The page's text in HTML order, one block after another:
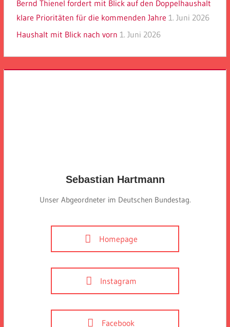
Bernd Thienel fordert mit Blick auf den Doppelhaushalt
klare Prioritäten für die kommenden Jahre 1. Juni 2026
Haushalt mit Blick nach vorn 1. Juni 2026
Sebastian Hartmann
Unser Abgeordneter im Deutschen Bundestag.
Homepage
Instagram
Facebook